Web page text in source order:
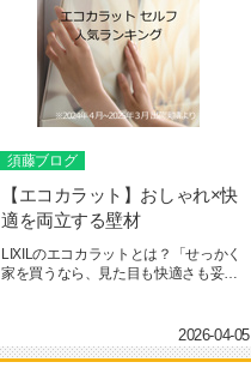
須藤ブログ
【エコカラット】おしゃれ×快
適を両立する壁材
LIXILのエコカラットとは？「せっかく
家を買うなら、見た目も快適さも妥協
2026-04-05